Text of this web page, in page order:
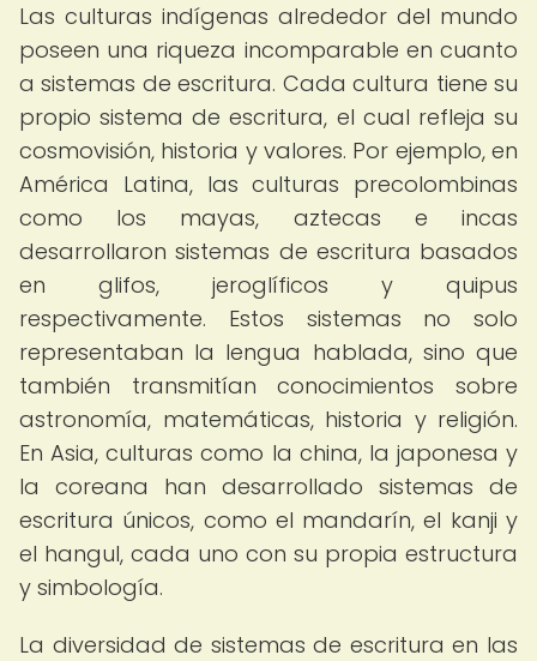
Las culturas indígenas alrededor del mundo
poseen una riqueza incomparable en cuanto
a sistemas de escritura. Cada cultura tiene su
propio sistema de escritura, el cual refleja su
cosmovisión, historia y valores. Por ejemplo, en
América Latina, las culturas precolombinas
como los mayas, aztecas e incas
desarrollaron sistemas de escritura basados
en glifos, jeroglíficos y quipus
respectivamente. Estos sistemas no solo
representaban la lengua hablada, sino que
también transmitían conocimientos sobre
astronomía, matemáticas, historia y religión.
En Asia, culturas como la china, la japonesa y
la coreana han desarrollado sistemas de
escritura únicos, como el mandarín, el kanji y
el hangul, cada uno con su propia estructura
y simbología.
La diversidad de sistemas de escritura en las